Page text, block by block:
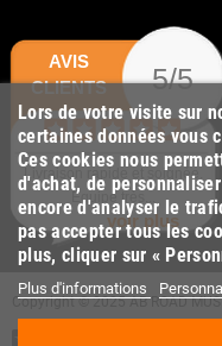
Lors de votre visite sur
certaines données vous
Ces cookies nous
d'achat, de
encore d'analyser le
pas accepter tous les
plus, cliquer sur «
Plus d'informations
AVIS
CLIENTS
5/5
Livraison rapide et soignée.
Equipe très...
voir plus
Copyright © 2025 AB ROAD